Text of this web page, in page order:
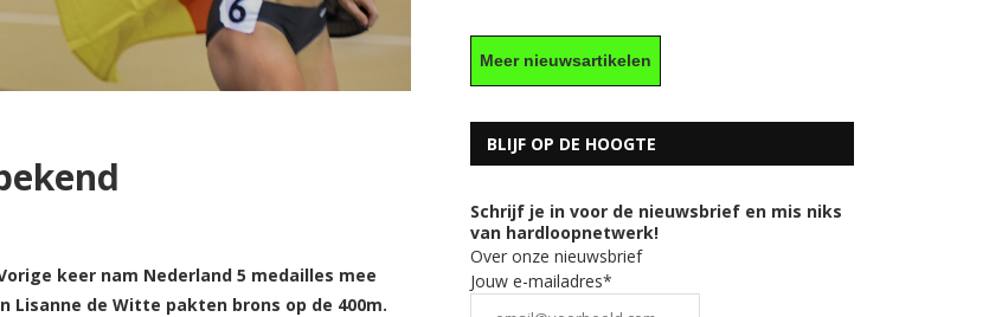
keer nam Nederland 5 medailles mee
Lisanne de Witte pakten brons op de 400m.
Meer nieuwsartikelen
BLIJF OP DE HOOGTE
Schrijf je in voor de nieuwsbrief en mis niks
van hardloopnetwerk!
Over onze nieuwsbrief
Jouw e-mailadres*